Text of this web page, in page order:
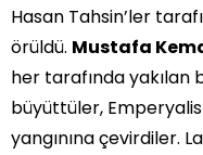
Hasan Tahsin’ler
örüldü. Mustafa
her tarafında
büyüttüler,
yangınına çevirdiler.